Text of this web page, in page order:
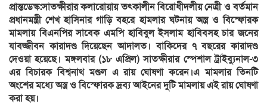
প্রান্তডেস্ক:সাতক্ষীরার কলারোয়ায় তৎকালীন বিরোধীদলীয় নেত্রী ও বর্তমান
প্রধানমন্ত্রী শেখ হাসিনার গাড়ি বহরে হামলার ঘটনায় অস্ত্র ও বিস্ফোরক
মামলায় বিএনপির সাবেক এমপি হাবিবুল ইসলাম হাবিবসহ চার জনের
যাবজ্জীবন কারাদণ্ড দিয়েছেন আদালত। বাকিদের ৭ বছরের কারাদণ্ড
দেওয়া হয়েছে। মঙ্গলবার (১৮ এপ্রিল) সাতক্ষীরার স্পেশাল ট্রাইব্যুনাল-৩
এর বিচারক বিশ্বনাথ মণ্ডল এ রায় ঘোষণা করেন।এ মামলার তিনটি
অংশের মধ্যে অস্ত্র ও বিস্ফোরক দ্রব্য আইনের দুটি মামলায় এই রায় ঘোষণা
করা হয়।